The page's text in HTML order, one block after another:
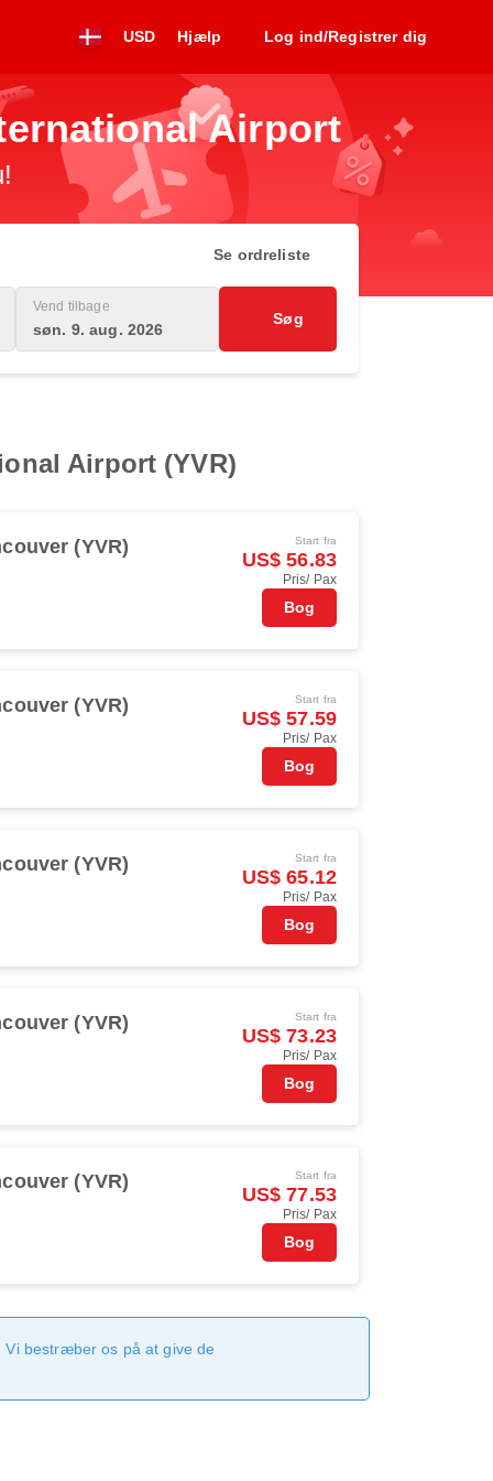
USD Hjælp Log ind/Registrer dig
Airport
Se ordreliste
Vend tilbage
søn. 9. aug. 2026
Søg
Airport (YVR)
(YVR) Start fra
US$ 56.83
Pris/ Pax
Bog
(YVR) Start fra
US$ 57.59
Pris/ Pax
Bog
(YVR) Start fra
US$ 65.12
Pris/ Pax
Bog
(YVR) Start fra
US$ 73.23
Pris/ Pax
Bog
(YVR) Start fra
US$ 77.53
Pris/ Pax
Bog
bestræber os på at give de